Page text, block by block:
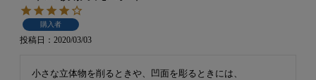
購入者
投稿日 2020/03/03
小さな立体物を削るときや、凹面を彫るときには、